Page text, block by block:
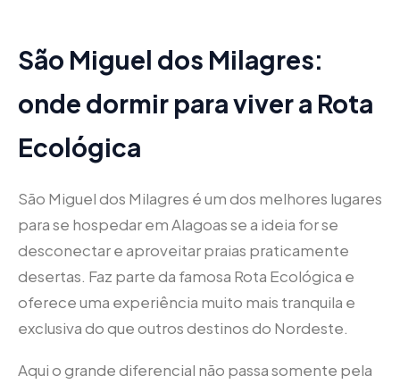
São Miguel dos Milagres:
onde dormir para viver a Rota
Ecológica
São Miguel dos Milagres é um dos melhores lugares
para se hospedar em Alagoas se a ideia for se
desconectar e aproveitar praias praticamente
desertas. Faz parte da famosa Rota Ecológica e
oferece uma experiência muito mais tranquila e
exclusiva do que outros destinos do Nordeste.
Aqui o grande diferencial não passa somente pela